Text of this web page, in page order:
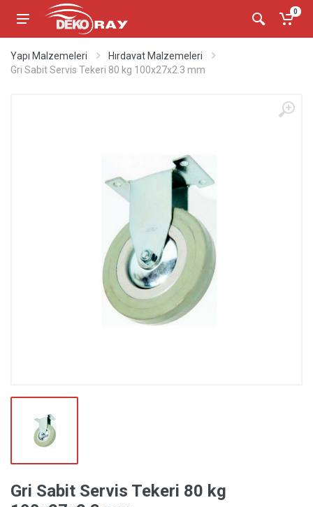
0
Yapı Malzemeleri
Hırdavat Malzemeleri
Gri Sabit Servis Tekeri 80 kg 100x27x2.3 mm
Gri Sabit Servis Tekeri 80 kg